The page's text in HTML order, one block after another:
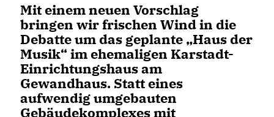
Mit einem neuen Vorschlag
bringen wir frischen Wind in die
Debatte um das geplante „Haus der
Musik“ im ehemaligen Karstadt-
Einrichtungshaus am
Gewandhaus. Statt eines
aufwendig umgebauten
Gebäudekomplexes mit